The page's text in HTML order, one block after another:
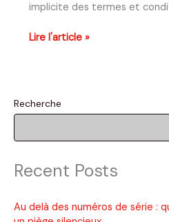
implicite des termes et
Contrat
Atelier
C.M.
Lire l'article »
Recherche
Recent Posts
Au delà des numéros de série :